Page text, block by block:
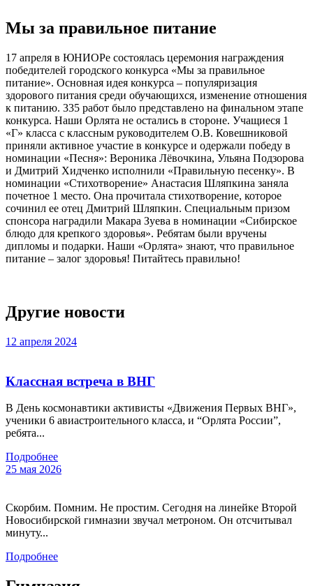
Мы за правильное питание
17 апреля в ЮНИОРе состоялась церемония награждения
победителей городского конкурса «Мы за правильное
питание». Основная идея конкурса – популяризация
здорового питания среди обучающихся, изменение отношения
к питанию. 335 работ было представлено на финальном этапе
конкурса. Наши Орлята не остались в стороне. Учащиеся 1
«Г» класса с классным руководителем О.В. Ковешниковой
приняли активное участие в конкурсе и одержали победу в
номинации «Песня»: Вероника Лёвочкина, Ульяна Подзорова
и Дмитрий Хидченко исполнили «Правильную песенку». В
номинации «Стихотворение» Анастасия Шляпкина заняла
почетное 1 место. Она прочитала стихотворение, которое
сочинил ее отец Дмитрий Шляпкин. Специальным призом
спонсора наградили Макара Зуева в номинации «Сибирское
блюдо для крепкого здоровья». Ребятам были вручены
дипломы и подарки. Наши «Орлята» знают, что правильное
питание – залог здоровья! Питайтесь правильно!
Другие новости
12 апреля 2024
Классная встреча в ВНГ
В День космонавтики активисты «Движения Первых ВНГ»,
ученики 6 авиастроительного класса, и “Орлята России”,
ребята...
Подробнее
25 мая 2026
Скорбим. Помним. Не простим. Сегодня на линейке Второй
Новосибирской гимназии звучал метроном. Он отсчитывал
минуту...
Подробнее